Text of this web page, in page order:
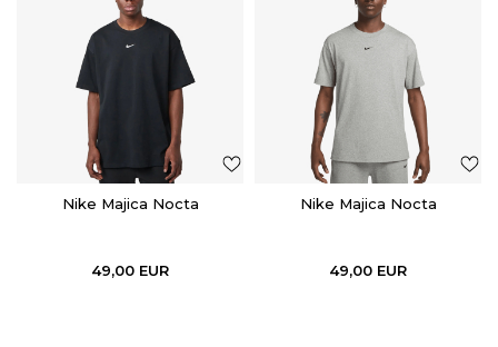
Nike Majica Nocta
49,00 EUR
Nike Majica Nocta
49,00 EUR